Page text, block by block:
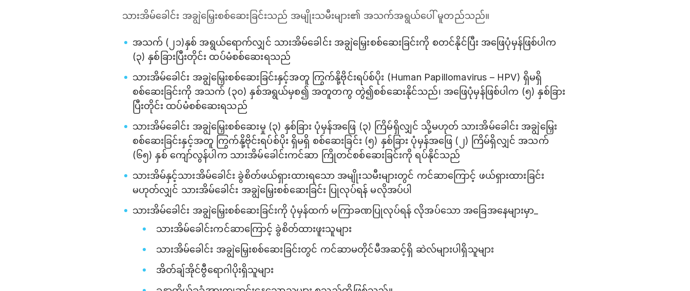
သားအိမ်ခေါင်း အချွဲမြှေးစစ်ဆေးခြင်းသည် အမျိုးသမီးများ၏ အသက်အရွယ်ပေါ် မူတည်သည်။
အသက် (၂၁)နှစ် အရွယ်ရောက်လျှင် သားအိမ်ခေါင်း အချွဲမြှေးစစ်ဆေးခြင်းကို စတင်နိုင်ပြီး အဖြေပုံမှန်ဖြစ်ပါက
(၃) နှစ်ခြားပြီးတိုင်း ထပ်မံစစ်ဆေးရသည်
သားအိမ်ခေါင်း အချွဲမြှေးစစ်ဆေးခြင်းနှင့်အတူ ကြွက်နို့ဗိုင်းရပ်စ်ပိုး (Human Papillomavirus – HPV) ရှိမရှိ
စစ်ဆေးခြင်းကို အသက် (၃၀) နှစ်အရွယ်မှစ၍ အတူတကွ တွဲ၍စစ်ဆေးနိုင်သည်၊ အဖြေပုံမှန်ဖြစ်ပါက (၅) နှစ်ခြား
ပြီးတိုင်း ထပ်မံစစ်ဆေးရသည်
သားအိမ်ခေါင်း အချွဲမြှေးစစ်ဆေးမှု (၃) နှစ်ခြား ပုံမှန်အဖြေ (၃) ကြိမ်ရှိလျှင် သို့မဟုတ် သားအိမ်ခေါင်း အချွဲမြှေး
စစ်ဆေးခြင်းနှင့်အတူ ကြွက်နို့ဗိုင်းရပ်စ်ပိုး ရှိမရှိ စစ်ဆေးခြင်း (၅) နှစ်ခြား ပုံမှန်အဖြေ (၂) ကြိမ်ရှိလျှင် အသက်
(၆၅) နှစ် ကျော်လွန်ပါက သားအိမ်ခေါင်းကင်ဆာ ကြိုတင်စစ်ဆေးခြင်းကို ရပ်နိုင်သည်
သားအိမ်နှင့်သားအိမ်ခေါင်း ခွဲစိတ်ဖယ်ရှားထားရသော အမျိုးသမီးများတွင် ကင်ဆာကြောင့် ဖယ်ရှားထားခြင်း
မဟုတ်လျှင် သားအိမ်ခေါင်း အချွဲမြှေးစစ်ဆေးခြင်း ပြုလုပ်ရန် မလိုအပ်ပါ
သားအိမ်ခေါင်း အချွဲမြှေးစစ်ဆေးခြင်းကို ပုံမှန်ထက် မကြာခဏပြုလုပ်ရန် လိုအပ်သော အခြေအနေများမှာ_
သားအိမ်ခေါင်းကင်ဆာကြောင့် ခွဲစိတ်ထားဖူးသူများ
သားအိမ်ခေါင်း အချွဲမြှေးစစ်ဆေးခြင်းတွင် ကင်ဆာမတိုင်မီအဆင့်ရှိ ဆဲလ်များပါရှိသူများ
အိတ်ချ်အိုင်ဗွီရောဂါပိုးရှိသူများ